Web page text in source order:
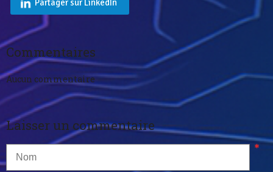
Commentaires
Aucun commentaire
Laisser un commentaire